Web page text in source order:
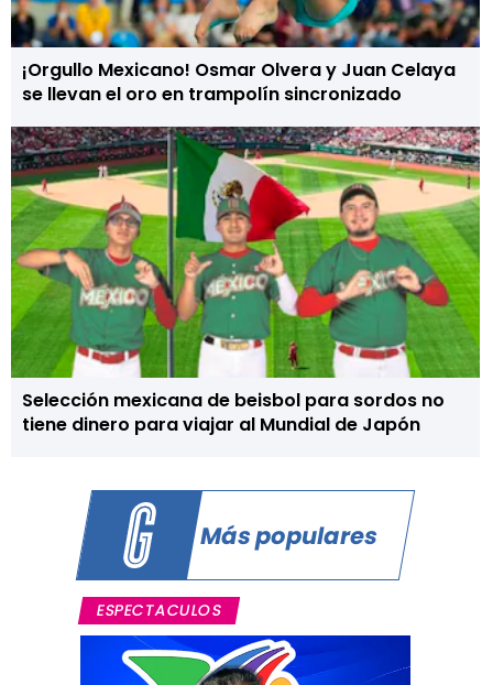
¡Orgullo Mexicano! Osmar Olvera y Juan Celaya
se llevan el oro en trampolín sincronizado
Selección mexicana de beisbol para sordos no
tiene dinero para viajar al Mundial de Japón
Más populares
ESPECTACULOS